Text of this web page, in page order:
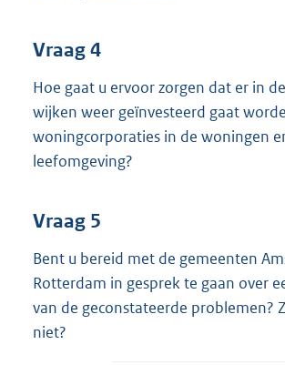
Vraag 4
Hoe gaat u ervoor zorgen dat er in
wijken weer geïnvesteerd gaat
woningcorporaties in de woningen
leefomgeving?
Vraag 5
Bent u bereid met de gemeenten
Rotterdam in gesprek te gaan over
van de geconstateerde problemen?
niet?